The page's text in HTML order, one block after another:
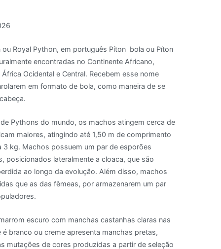
Royal Python, em português Píton bola ou Píton
encontradas no Continente Africano,
Ocidental e Central. Recebem esse nome
em formato de bola, como maneira de se
Pythons do mundo, os machos atingem cerca de
maiores, atingindo até 1,50 m de comprimento
3 kg. Machos possuem um par de esporões
posicionados lateralmente a cloaca, que são
ao longo da evolução. Além disso, machos
que as das fêmeas, por armazenarem um par
escuro com manchas castanhas claras nas
branco ou creme apresenta manchas pretas,
mutações de cores produzidas a partir de seleção